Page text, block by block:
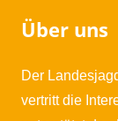
Über uns
Der
vertritt die